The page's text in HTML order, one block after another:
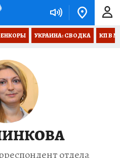
УКРАИНА: СВОДКА КП В
отдела